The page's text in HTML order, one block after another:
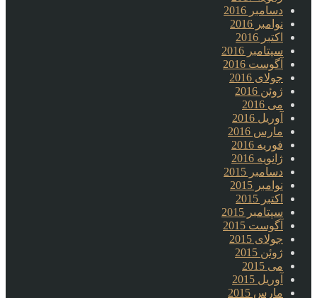
دسامبر 2016
نوامبر 2016
اکتبر 2016
سپتامبر 2016
آگوست 2016
جولای 2016
ژوئن 2016
می 2016
آوریل 2016
مارس 2016
فوریه 2016
ژانویه 2016
دسامبر 2015
نوامبر 2015
اکتبر 2015
سپتامبر 2015
آگوست 2015
جولای 2015
ژوئن 2015
می 2015
آوریل 2015
مارس 2015